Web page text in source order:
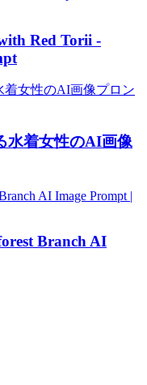
Red Torii -
水着女性のAI画像
Branch AI